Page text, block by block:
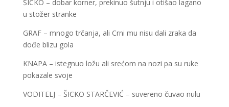
ŠICKO – dobar korner, prekinuo šutnju i otišao lagano
u stožer stranke
GRAF – mnogo trčanja, ali Crni mu nisu dali zraka da
dođe blizu gola
KNAPA – istegnuo ložu ali srećom na nozi pa su ruke
pokazale svoje
VODITELJ – ŠICKO STARČEVIĆ – suvereno čuvao nulu